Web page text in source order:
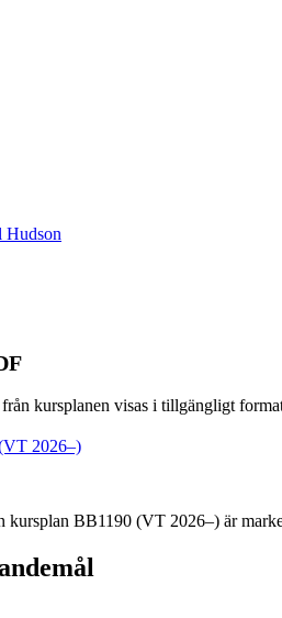
Hudson
kursplanen visas i tillgängligt
2026–)
kursplan BB1190 (VT 2026–) är